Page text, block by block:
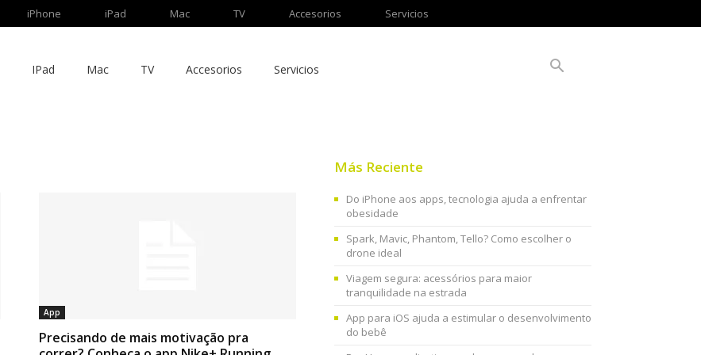
iPhone iPad Mac TV Accesorios Servicios
IPad Mac TV Accesorios Servicios
App
Precisando de mais motivação pra
Más Reciente
Do iPhone aos apps, tecnologia ajuda a enfrentar
obesidade
Spark, Mavic, Phantom, Tello? Como escolher o
drone ideal
Viagem segura: acessórios para maior
tranquilidade na estrada
App para iOS ajuda a estimular o desenvolvimento
do bebê